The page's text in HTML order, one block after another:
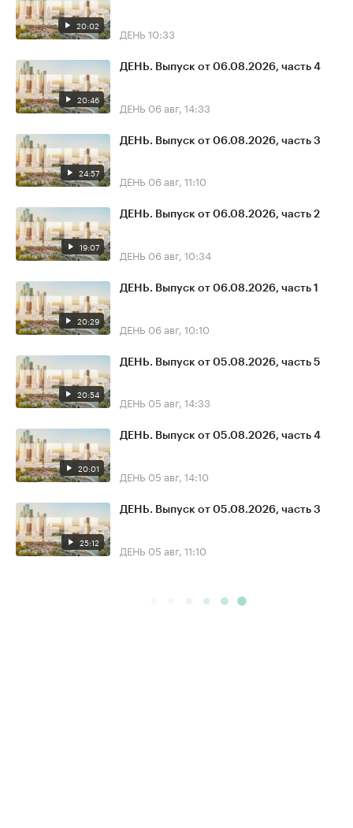
20:02 ДЕНЬ 10:33
20:46
ДЕНЬ. Выпуск от 06.08.2026, часть 4
ДЕНЬ 06 авг, 14:33
24:57
ДЕНЬ. Выпуск от 06.08.2026, часть 3
ДЕНЬ 06 авг, 11:10
19:07
ДЕНЬ. Выпуск от 06.08.2026, часть 2
ДЕНЬ 06 авг, 10:34
20:29
ДЕНЬ. Выпуск от 06.08.2026, часть 1
ДЕНЬ 06 авг, 10:10
20:54
ДЕНЬ. Выпуск от 05.08.2026, часть 5
ДЕНЬ 05 авг, 14:33
20:01
ДЕНЬ. Выпуск от 05.08.2026, часть 4
ДЕНЬ 05 авг, 14:10
25:12
ДЕНЬ. Выпуск от 05.08.2026, часть 3
ДЕНЬ 05 авг, 11:10